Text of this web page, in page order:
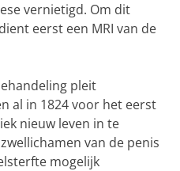
vernietigd. Om dit
eerst een MRI van de
pleit
al in 1824 voor het eerst
nieuw leven in te
van de penis
mogelijk